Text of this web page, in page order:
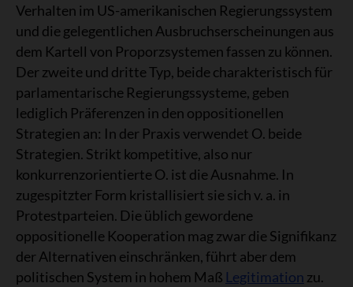
Verhalten im US-amerikanischen Regierungssystem
und die gelegentlichen Ausbruchserscheinungen aus
dem Kartell von Proporzsystemen fassen zu können.
Der zweite und dritte Typ, beide charakteristisch für
parlamentarische Regierungssysteme, geben
lediglich Präferenzen in den oppositionellen
Strategien an: In der Praxis verwendet O. beide
Strategien. Strikt kompetitive, also nur
konkurrenzorientierte O. ist die Ausnahme. In
zugespitzter Form kristallisiert sie sich v. a. in
Protestparteien. Die üblich gewordene
oppositionelle Kooperation mag zwar die Signifikanz
der Alternativen einschränken, führt aber dem
politischen System in hohem Maß Legitimation zu.